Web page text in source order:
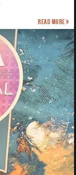
Read more »